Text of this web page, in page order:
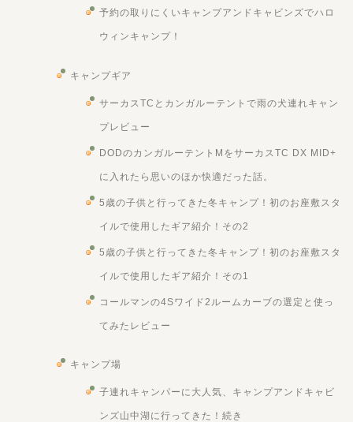
予約の取りにくいキャンプアンドキャビンズでハロ
ウィンキャンプ！
キャンプギア
サーカスTCとカンガルーテントで雨の犬連れキャン
プレビュー
DODのカンガルーテントMをサーカスTC DX MID+
に入れたら思いのほか快適だった話。
5歳の子供と行ってきた冬キャンプ！初のお座敷スタ
イルで使用したギア紹介！その2
5歳の子供と行ってきた冬キャンプ！初のお座敷スタ
イルで使用したギア紹介！その1
コールマンの4Sワイド2ルームカーブの選定と使っ
てみたレビュー
キャンプ場
子連れキャンパーに大人気、キャンプアンドキャビ
ンズ山中湖に行ってきた！続き